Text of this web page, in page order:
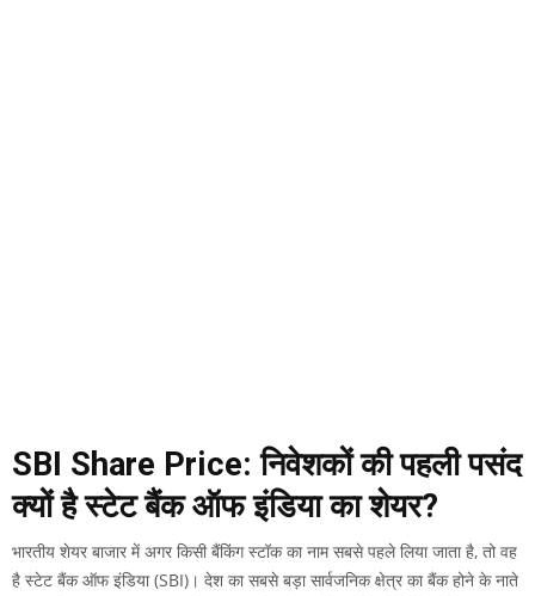
SBI Share Price: निवेशकों की पहली पसंद
क्यों है स्टेट बैंक ऑफ इंडिया का शेयर?
भारतीय शेयर बाजार में अगर किसी बैंकिंग स्टॉक का नाम सबसे पहले लिया जाता है, तो वह
है स्टेट बैंक ऑफ इंडिया (SBI)। देश का सबसे बड़ा सार्वजनिक क्षेत्र का बैंक होने के नाते